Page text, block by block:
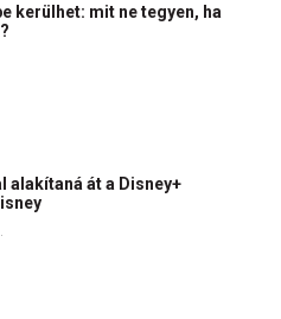
kerülhet: mit ne tegyen, ha
át a Disney+